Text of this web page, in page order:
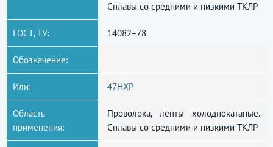
Сплавы со средними и низкими ТКЛР
ГОСТ, ТУ: 14082−78
Обозначение:
Или: 47НХР
Область
применения:
Проволока, ленты холоднокатаные.
Сплавы со средними и низкими ТКЛР